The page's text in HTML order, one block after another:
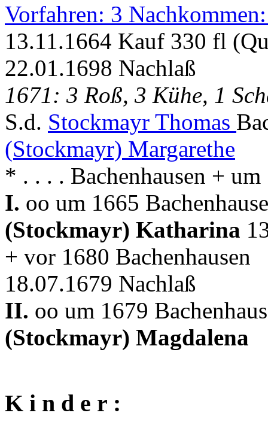
Vorfahren: 3
13.11.1664 Kauf 330 fl
22.01.1698 Nachlaß
1671: 3 Roß, 3 Kühe, 1
S.d. Stockmayr Thomas
(Stockmayr) Margarethe
* . . . . Bachenhausen + um
I. oo um 1665
(Stockmayr) Katharina
+ vor 1680 Bachenhausen
18.07.1679 Nachlaß
II. oo um 1679
(Stockmayr) Magdalena
K i n d e r :